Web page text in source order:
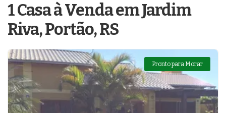
1 Casa à Venda em Jardim
Riva, Portão, RS
Pronto para Morar